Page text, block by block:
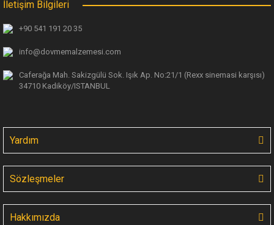
İletişim Bilgileri
+90 541 191 20 35
info@dovmemalzemesi.com
Caferağa Mah. Sakizgülü Sok. Işık Ap. No:21/1 (Rexx sinemasi karşısı)
34710 Kadiköy/ISTANBUL
Yardım
Sözleşmeler
Hakkımızda